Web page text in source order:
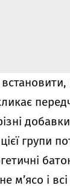
групи
м’ясо і